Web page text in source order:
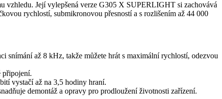
vzhledu. Její vylepšená verze G305 X SUPERLIGHT si zachovává
rychlostí, submikronovou přesností a s rozlišením až 44 000
až 8 kHz, takže můžete hrát s maximální rychlostí, odezvou
připojení.
vystačí až na 3,5 hodiny hraní.
demontáž a opravy pro prodloužení životnosti zařízení.